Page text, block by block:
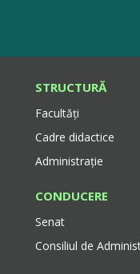
STRUCTURĂ
Facultăți
Cadre didactice
Administrație
CONDUCERE
Senat
Consiliul de